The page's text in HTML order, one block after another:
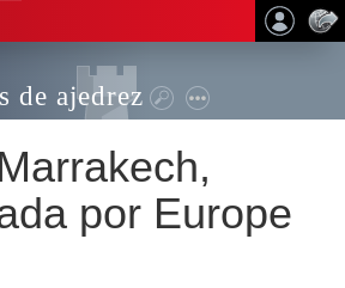
de ajedrez
por Europe